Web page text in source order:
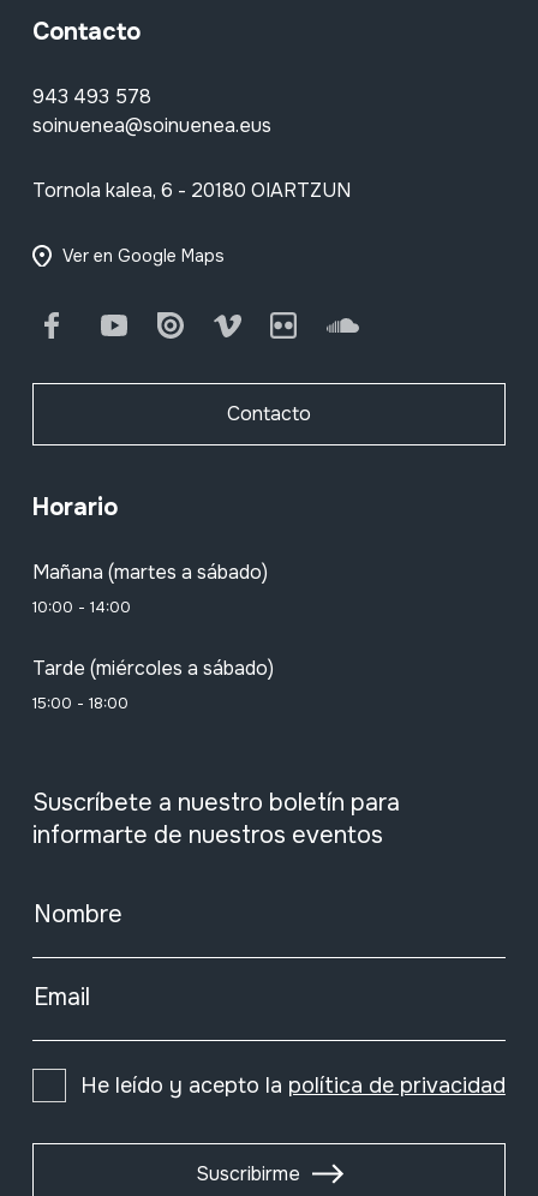
Contacto
943 493 578
soinuenea@soinuenea.eus
Tornola kalea, 6 - 20180 OIARTZUN
Ver en Google Maps
FacebookYoutube Issuu Vimeo Flickr SoundCloud
Contacto
Horario
Mañana (martes a sábado)
10:00 - 14:00
Tarde (miércoles a sábado)
15:00 - 18:00
Suscríbete a nuestro boletín para
informarte de nuestros eventos
Nombre
Email
He leído y acepto la política de privacidad
Suscribirme